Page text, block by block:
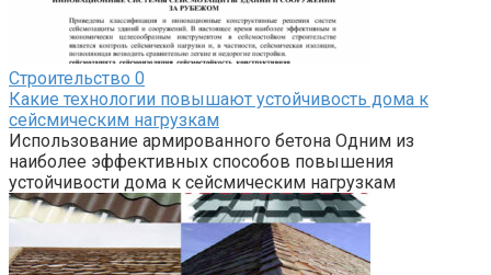
Строительство 0
Какие технологии повышают устойчивость дома к
сейсмическим нагрузкам
Использование армированного бетона Одним из
наиболее эффективных способов повышения
устойчивости дома к сейсмическим нагрузкам